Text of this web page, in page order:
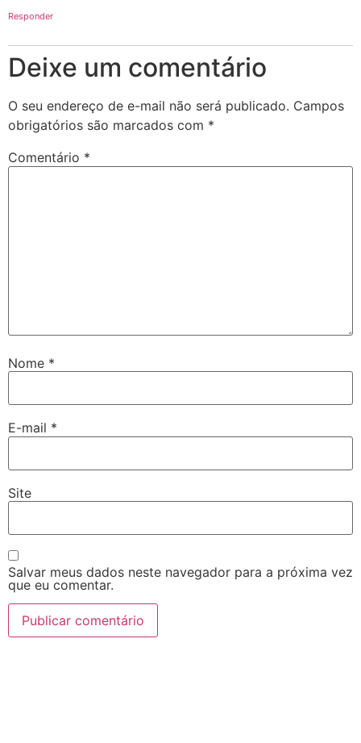
Responder
Deixe um comentário
O seu endereço de e-mail não será publicado. Campos
obrigatórios são marcados com *
Comentário *
Nome *
E-mail *
Site
Salvar meus dados neste navegador para a próxima vez
que eu comentar.